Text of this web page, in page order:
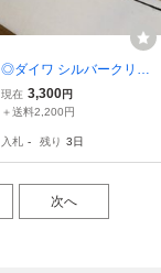
◎ダイワ シルバークリー
ク フライロッド SC-866F
8’６’’ ＃６ 【格安スター
現在 3,300円
＋送料2,200円
入札 - 残り 3日
次へ